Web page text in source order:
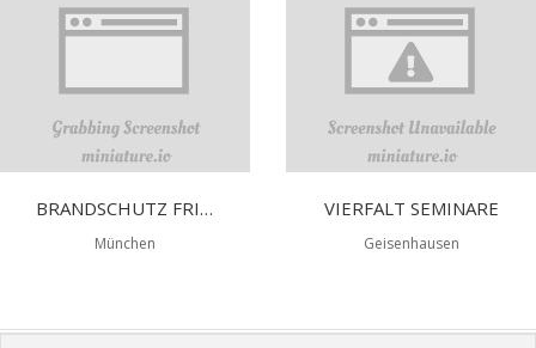
BRANDSCHUTZ FRITSCH
München
VIERFALT SEMINARE
Geisenhausen